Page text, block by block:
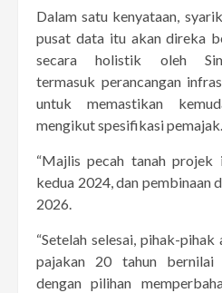
Dalam satu kenyataan,
pusat data itu akan direka
secara holistik oleh
termasuk perancangan
untuk memastikan
mengikut spesifikasi pemajak.
“Majlis pecah tanah
kedua 2024, dan pembinaan
2026.
“Setelah selesai, pihak-
pajakan 20 tahun bernilai
dengan pilihan